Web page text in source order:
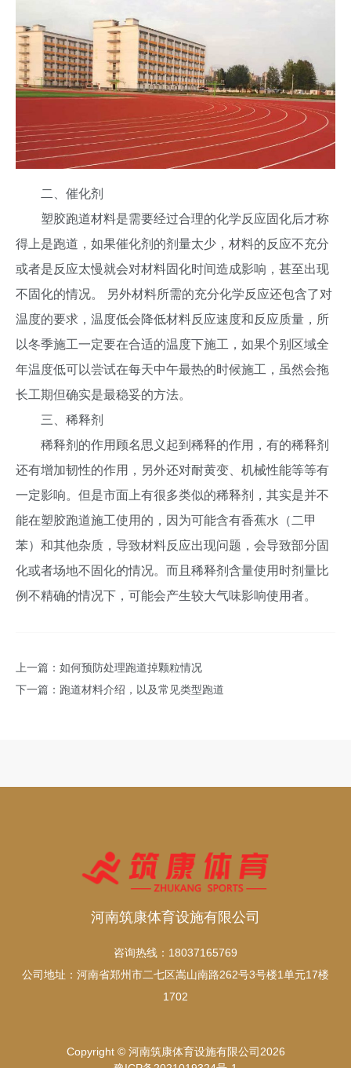
二、催化剂
塑胶跑道材料是需要经过合理的化学反应固化后才称
得上是跑道，如果催化剂的剂量太少，材料的反应不充分
或者是反应太慢就会对材料固化时间造成影响，甚至出现
不固化的情况。 另外材料所需的充分化学反应还包含了对
温度的要求，温度低会降低材料反应速度和反应质量，所
以冬季施工一定要在合适的温度下施工，如果个别区域全
年温度低可以尝试在每天中午最热的时候施工，虽然会拖
长工期但确实是最稳妥的方法。
三、稀释剂
稀释剂的作用顾名思义起到稀释的作用，有的稀释剂
还有增加韧性的作用，另外还对耐黄变、机械性能等等有
一定影响。但是市面上有很多类似的稀释剂，其实是并不
能在塑胶跑道施工使用的，因为可能含有香蕉水（二甲
苯）和其他杂质，导致材料反应出现问题，会导致部分固
化或者场地不固化的情况。而且稀释剂含量使用时剂量比
例不精确的情况下，可能会产生较大气味影响使用者。
上一篇： 如何预防处理跑道掉颗粒情况
下一篇： 跑道材料介绍，以及常见类型跑道
河南筑康体育设施有限公司
咨询热线：18037165769
公司地址：河南省郑州市二七区嵩山南路262号3号楼1单元17楼
1702
Copyright © 河南筑康体育设施有限公司2026